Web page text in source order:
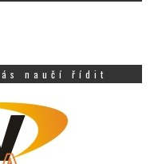
naučí řídit